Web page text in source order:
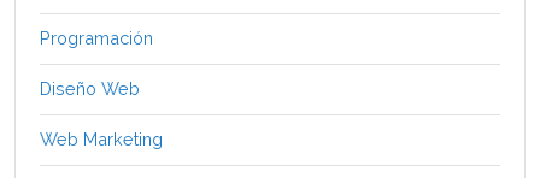
Programación
Diseño Web
Web Marketing